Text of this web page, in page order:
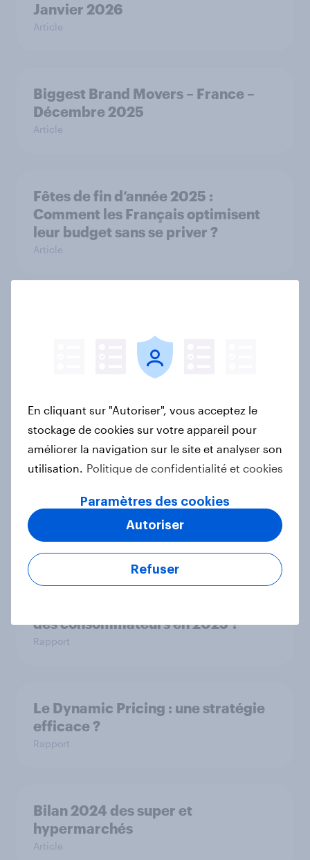
Janvier 2026
Article
Biggest Brand Movers – France –
Décembre 2025
Article
Fêtes de fin d’année 2025 :
Comment les Français optimisent
leur budget sans se priver ?
Article
dining out report 2025​
YouGov France Rankings Super et
Hypermarchés 2025
Rapport
YouGov’s Best Global Brands 2025
Rapport
des consommateurs en 2025 ?
Rapport
Le Dynamic Pricing : une stratégie
efficace ?
Rapport
Bilan 2024 des super et
hypermarchés
Article
En cliquant sur "Autoriser", vous acceptez le
stockage de cookies sur votre appareil pour
améliorer la navigation sur le site et analyser son
utilisation.
Politique de confidentialité et cookies
Paramètres des cookies
Refuser
Autoriser